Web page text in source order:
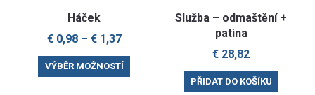
Háček
€0,98– €1,37
VÝBĚR MOŽNOSTÍ
Služba – odmaštění +
patina
€ 28,82
PŘIDAT DO KOŠÍKU